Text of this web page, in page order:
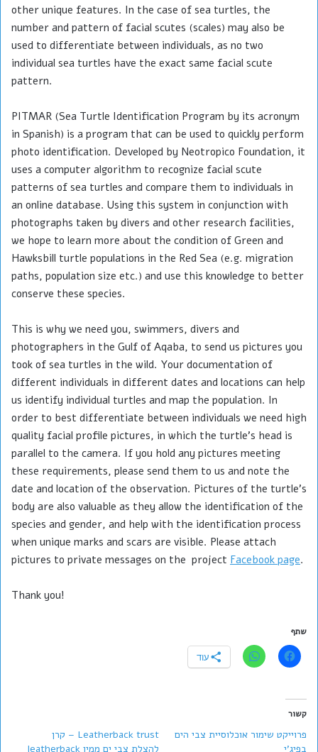
other unique features. In the case of sea turtles, the
number and pattern of facial scutes (scales) may also be
used to differentiate between individuals, as no two
individual sea turtles have the exact same facial scute
pattern.
PITMAR (Sea Turtle Identification Program by its acronym
in Spanish) is a program that can be used to quickly perform
photo identification. Developed by Neotropico Foundation, it
uses a computer algorithm to recognize facial scute
patterns of sea turtles and compare them to individuals in
an online database. Using this system in conjunction with
photographs taken by divers and other research facilities,
we hope to learn more about the condition of Green and
Hawksbill turtle populations in the Red Sea (e.g. migration
paths, population size etc.) and use this knowledge to better
conserve these species.
This is why we need you, swimmers, divers and
photographers in the Gulf of Aqaba, to send us pictures you
took of sea turtles in the wild. Your documentation of
different individuals in different dates and locations can help
us identify individual turtles and map the population. In
order to best differentiate between individuals we need high
quality facial profile pictures, in which the turtle's head is
parallel to the camera. If you hold any pictures meeting
these requirements, please send them to us and note the
date and location of the observation. Pictures of the turtle's
body are also valuable as they allow the identification of the
species and gender, and help with the identification process
when unique marks and scars are visible. Please attach
pictures to private messages on the project Facebook page.
Thank you!
שתף
עוד
קשור
פרוייקט שימור אוכלוסיית צבי הים
בפיג'י
Leatherback trust – קרן
להצלת צבי ים ממין leatherback